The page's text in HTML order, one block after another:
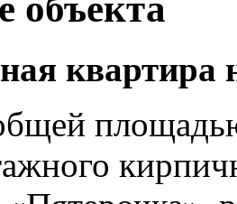
квартира